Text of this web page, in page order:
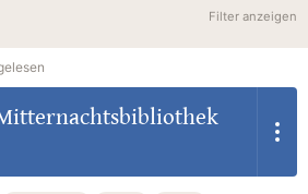
Filter anzeigen